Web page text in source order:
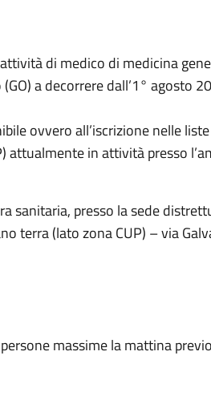
di medico di medicina
a decorrere dall’1° agosto
ovvero all’iscrizione nelle
attualmente in attività presso
sanitaria, presso la sede
terra (lato zona CUP) – via
massime la mattina